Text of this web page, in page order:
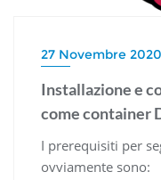
27 Novembre 2020
Installazione e
come container
I prerequisiti per
ovviamente sono: